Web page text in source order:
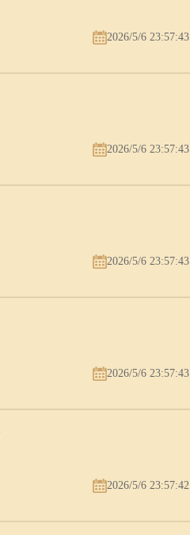
2026/5/6 23:57:43
2026/5/6 23:57:43
2026/5/6 23:57:43
2026/5/6 23:57:43
2026/5/6 23:57:42